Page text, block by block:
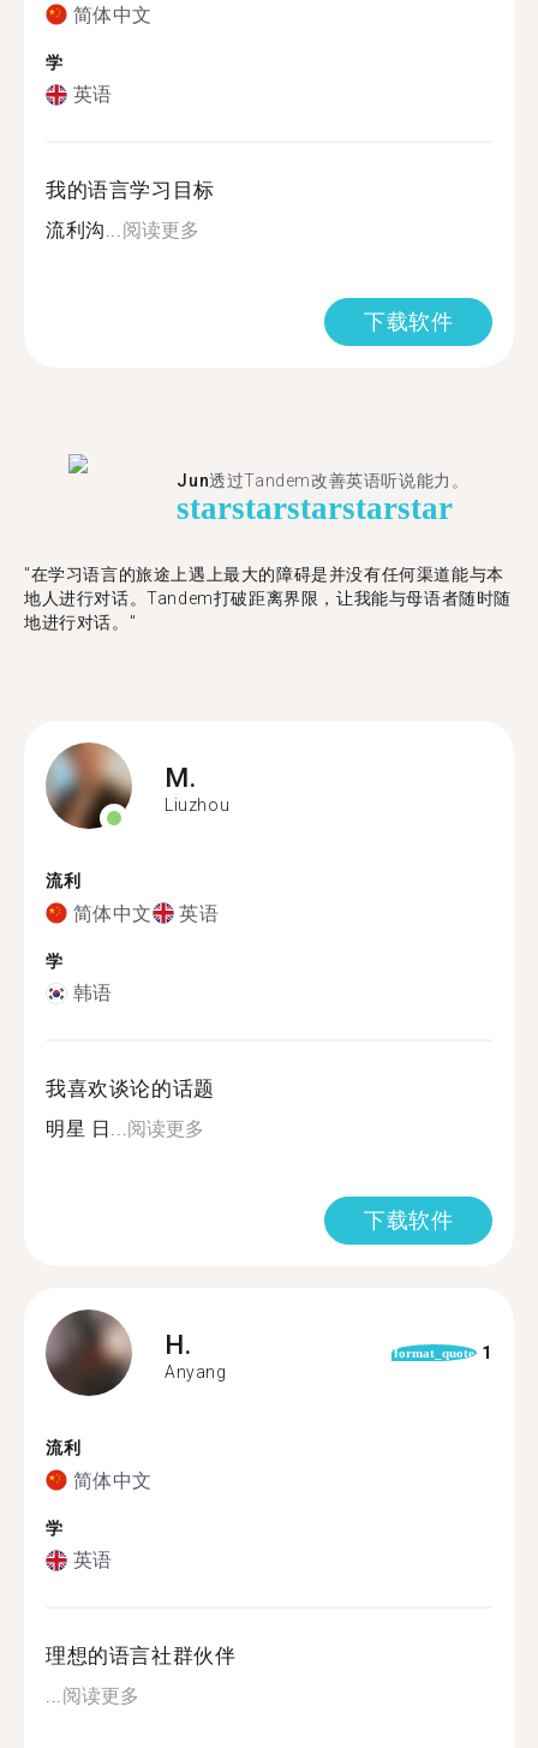
简体中文
学
英语
我的语言学习目标
流利沟...阅读更多
下载软件
Jun透过Tandem改善英语听说能力。
starstarstarstarstar
"在学习语言的旅途上遇上最大的障碍是并没有任何渠道能与本
地人进行对话。Tandem打破距离界限，让我能与母语者随时随
地进行对话。"
M.
Liuzhou
流利
简体中文 英语
学
韩语
我喜欢谈论的话题
明星 日...阅读更多
下载软件
H.
Anyang
format_quote 1
流利
简体中文
学
英语
理想的语言社群伙伴
...阅读更多